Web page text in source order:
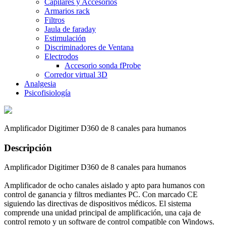
Capilares y Accesorios
Armarios rack
Filtros
Jaula de faraday
Estimulación
Discriminadores de Ventana
Electrodos
Accesorio sonda fProbe
Corredor virtual 3D
Analgesia
Psicofisiología
Amplificador Digitimer D360 de 8 canales para humanos
Descripción
Amplificador Digitimer D360 de 8 canales para humanos
Amplificador de ocho canales aislado y apto para humanos con
control de ganancia y filtros mediantes PC. Con marcado CE
siguiendo las directivas de dispositivos médicos. El sistema
comprende una unidad principal de amplificación, una caja de
control remoto y un software de control compatible con Windows.